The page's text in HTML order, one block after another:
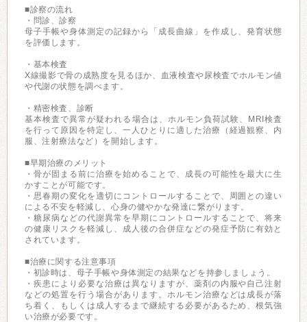
■診察の流れ
・問診、診察
母子手帳や身体測定の記録から「成長曲線」を作成し、発育状態
を評価します。
・基本検査
X線撮影で骨の成熟度を見るほか、血液検査や尿検査でホルモン値
や代謝の状態を調べます。
・精密検査、診断
基本検査で異常が疑われる場合は、ホルモン負荷試験、MRI検査
を行って原因を特定し、一人ひとりに適した治療（経過観察、内
服、注射療法など）を開始します。
■早期治療のメリット
・骨が固まる前に治療を始めることで、成長の可能性を最大に生
かすことが可能です。
・思春期の変化を適切にコントロールすることで、周囲との違い
による不安を軽減し、心身の健やかな発達に繋がります。
・糖尿病などの代謝異常を早期にコントロールすることで、将来
の健康リスクを軽減し、成人後の合併症などの発症予防に有効と
されています。
■治療に関する注意事項
・初診時は、母子手帳や身体測定の結果などを持参しましょう。
・疾患により必要な治療は異なりますが、薬剤の内服や自己注射
などの処置を行う場合があります。ホルモン治療などは成長が落
ち着く、もしくは成人するまで継続する必要があるため、根気強
い治療が必要です。